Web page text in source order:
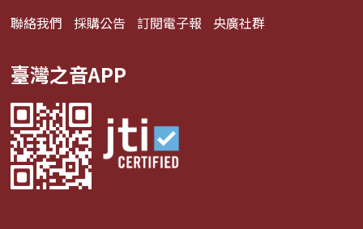
聯絡我們 採購公告 訂閱電子報 央廣社群
臺灣之音APP